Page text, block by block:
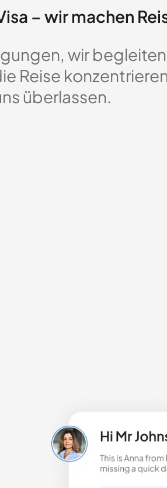
– wir machen
wir
Reise
überlassen.